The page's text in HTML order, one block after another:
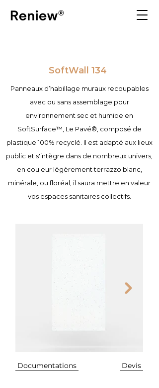
SoftWall 134
Panneaux d’habillage muraux recoupables
avec ou sans assemblage pour
environnement sec et humide en
SoftSurface​™, Le Pavé®, composé de
plastique 100% recyclé. Il est adapté aux lieux
public et s'intègre dans de nombreux univers,
en couleur légèrement terrazzo blanc,
minérale, ou floréal, il saura mettre en valeur
vos espaces sanitaires collectifs.
Documentations Devis